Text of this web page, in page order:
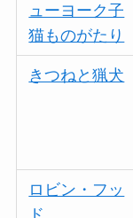
ューヨーク子
猫ものがたり
きつねと猟犬
ロビン・フッ
ド